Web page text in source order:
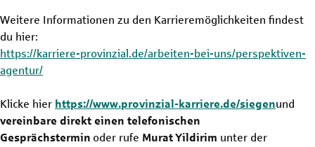
Weitere Informationen zu den Karrieremöglichkeiten findest
du hier:
https://karriere-provinzial.de/arbeiten-bei-uns/perspektiven-
agentur/
Klicke hier https://www.provinzial-karriere.de/siegenund
vereinbare direkt einen telefonischen
Gesprächstermin oder rufe Murat Yildirim unter der